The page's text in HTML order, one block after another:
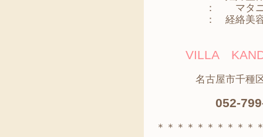
： マタニ
： 経絡美容
VILLA
名古屋市千種区
052-
＊＊＊＊＊＊＊＊＊＊